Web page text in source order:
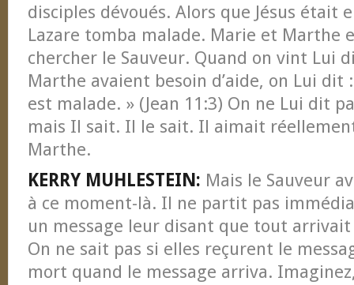
disciples dévoués. Alors que Jésus était
Lazare tomba malade. Marie et Marthe
chercher le Sauveur. Quand on vint Lui
Marthe avaient besoin d’aide, on Lui dit
est malade. » (Jean 11:3) On ne Lui dit
mais Il sait. Il le sait. Il aimait
Marthe.
KERRY MUHLESTEIN: Mais le Sauveur
à ce moment-là. Il ne partit pas
un message leur disant que tout
On ne sait pas si elles reçurent le
mort quand le message arriva.